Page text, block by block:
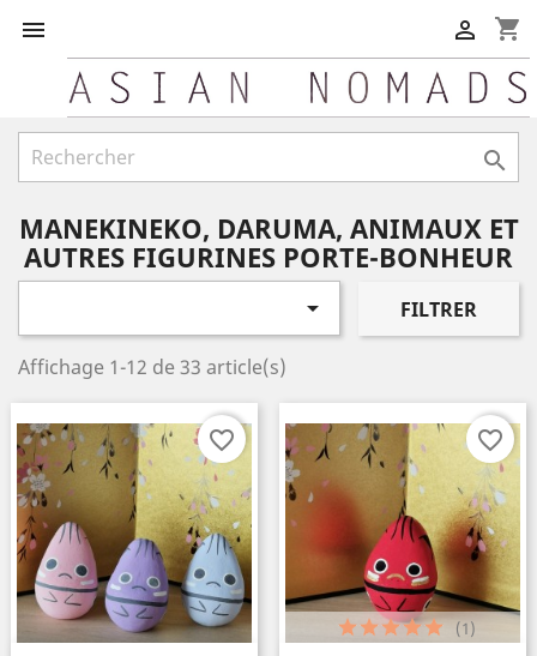
 shopping_cart


MANEKINEKO, DARUMA, ANIMAUX ET
AUTRES FIGURINES PORTE-BONHEUR
 FILTRER
Affichage 1-12 de 33 article(s)
favorite_border
(1)
favorite_border